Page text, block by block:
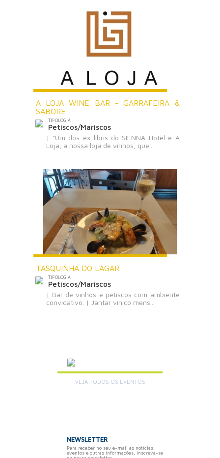
A LOJA WINE BAR - GARRAFEIRA &
SABORE
TIPOLOGIA
Petiscos/Mariscos
| "Um dos ex-libris do SIENNA Hotel é A
Loja, a nossa loja de vinhos, que...
TASQUINHA DO LAGAR
TIPOLOGIA
Petiscos/Mariscos
| Bar de vinhos e petiscos com ambiente
convidativo. | Jantar vínico mens...
VEJA TODOS OS EVENTOS
NEWSLETTER
Para receber no seu e-mail as notícias,
eventos e outras informações, inscreva-se